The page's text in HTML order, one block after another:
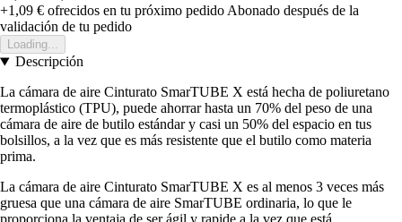
+1,09 € ofrecidos en tu próximo pedido Abonado después de la
validación de tu pedido
Loading...
Descripción
La cámara de aire Cinturato SmarTUBE X está hecha de poliuretano
termoplástico (TPU), puede ahorrar hasta un 70% del peso de una
cámara de aire de butilo estándar y casi un 50% del espacio en tus
bolsillos, a la vez que es más resistente que el butilo como materia
prima.
La cámara de aire Cinturato SmarTUBE X es al menos 3 veces más
gruesa que una cámara de aire SmarTUBE ordinaria, lo que le